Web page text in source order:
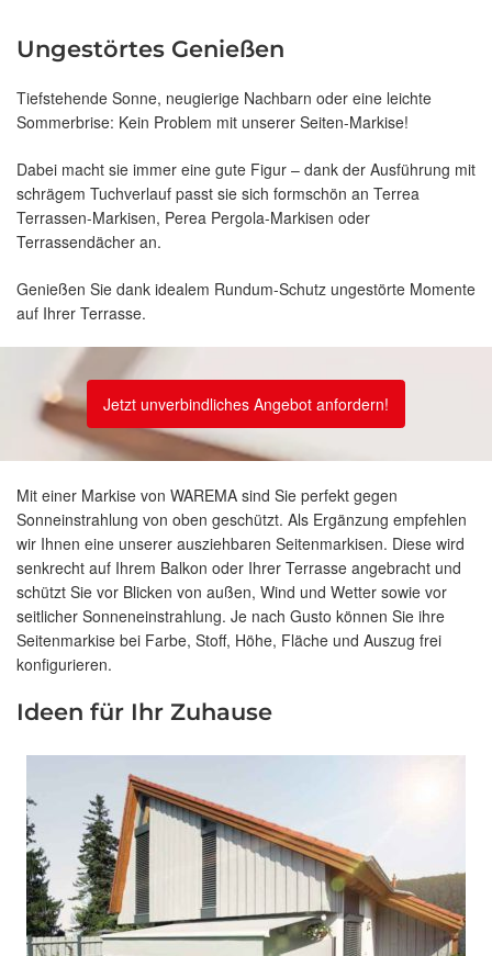
Ungestörtes Genießen
Tiefstehende Sonne, neugierige Nachbarn oder eine leichte
Sommerbrise: Kein Problem mit unserer Seiten-Markise!
Dabei macht sie immer eine gute Figur – dank der Ausführung mit
schrägem Tuchverlauf passt sie sich formschön an Terrea
Terrassen-Markisen, Perea Pergola-Markisen oder
Terrassendächer an.
Genießen Sie dank idealem Rundum-Schutz ungestörte Momente
auf Ihrer Terrasse.
Jetzt unverbindliches Angebot anfordern!
Mit einer Markise von WAREMA sind Sie perfekt gegen
Sonneinstrahlung von oben geschützt. Als Ergänzung empfehlen
wir Ihnen eine unserer ausziehbaren Seitenmarkisen. Diese wird
senkrecht auf Ihrem Balkon oder Ihrer Terrasse angebracht und
schützt Sie vor Blicken von außen, Wind und Wetter sowie vor
seitlicher Sonneneinstrahlung. Je nach Gusto können Sie ihre
Seitenmarkise bei Farbe, Stoff, Höhe, Fläche und Auszug frei
konfigurieren.
Ideen für Ihr Zuhause